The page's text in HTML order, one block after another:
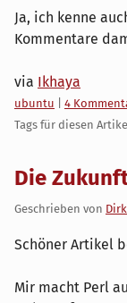
Ja, ich kenne
Kommentare
via Ikhaya
Kategorien:
ubuntu
4
Tags für diesen
Die
Geschrieben von
Schöner Artikel
Mir macht Perl